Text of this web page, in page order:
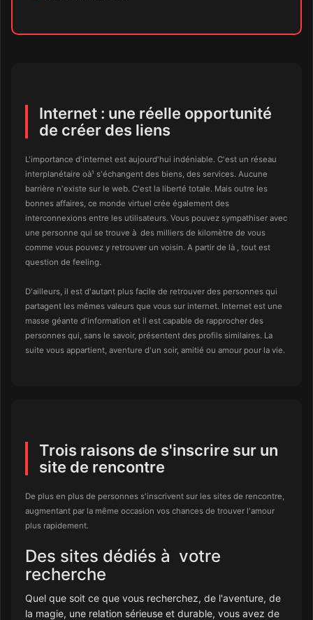
Internet : une réelle opportunité
de créer des liens
L'importance d'internet est aujourd'hui indéniable. C'est un réseau
interplanétaire oà¹ s'échangent des biens, des services. Aucune
barrière n'existe sur le web. C'est la liberté totale. Mais outre les
bonnes affaires, ce monde virtuel crée également des
interconnexions entre les utilisateurs. Vous pouvez sympathiser avec
une personne qui se trouve à des milliers de kilomètre de vous
comme vous pouvez y retrouver un voisin. A partir de là , tout est
question de feeling.
D'ailleurs, il est d'autant plus facile de retrouver des personnes qui
partagent les mêmes valeurs que vous sur internet. Internet est une
masse géante d'information et il est capable de rapprocher des
personnes qui, sans le savoir, présentent des profils similaires. La
suite vous appartient, aventure d'un soir, amitié ou amour pour la vie.
Trois raisons de s'inscrire sur un
site de rencontre
De plus en plus de personnes s'inscrivent sur les sites de rencontre,
augmentant par la même occasion vos chances de trouver l'amour
plus rapidement.
Des sites dédiés à votre
recherche
Quel que soit ce que vous recherchez, de l'aventure, de
la magie, une relation sérieuse et durable, vous avez de